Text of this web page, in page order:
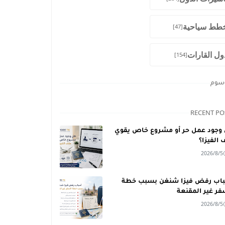
سياحية[47]
القارات[154]
RECENT
وجود عمل حر أو مشروع خاص يقوي
الفيزا؟
2026/8/5
رفض فيزا شنغن بسبب خطة
غير المقنعة
2026/8/5